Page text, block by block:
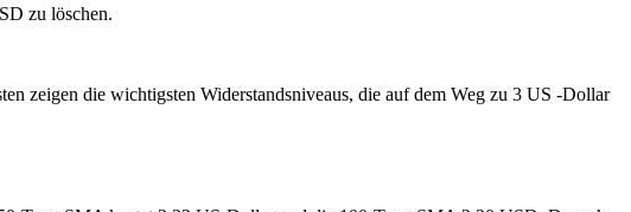
zu löschen.
zeigen die wichtigsten Widerstandsniveaus, die auf dem Weg zu 3 US -Dollar